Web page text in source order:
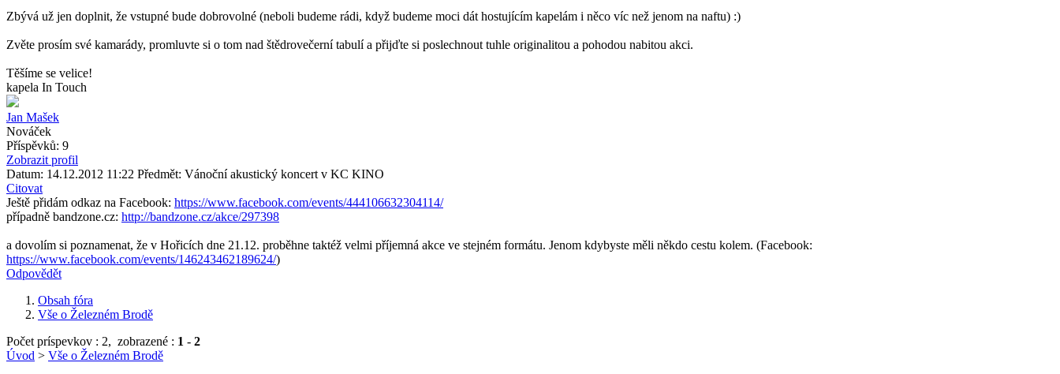
Zbývá už jen doplnit, že vstupné bude dobrovolné (neboli budeme rádi, když budeme moci dát hostujícím kapelám i něco víc než jenom na naftu) :)
Zvěte prosím své kamarády, promluvte si o tom nad štědrovečerní tabulí a přijďte si poslechnout tuhle originalitou a pohodou nabitou akci.
Těšíme se velice!
kapela In Touch
Jan Mašek
Nováček
Příspěvků: 9
Zobrazit profil
Datum: 14.12.2012 11:22 Předmět: Vánoční akustický koncert v KC KINO
Citovat
Ještě přidám odkaz na Facebook: https://www.facebook.com/events/444106632304114/
případně bandzone.cz: http://bandzone.cz/akce/297398
a dovolím si poznamenat, že v Hořicích dne 21.12. proběhne taktéž velmi příjemná akce ve stejném formátu. Jenom kdybyste měli někdo cestu kolem. (Facebook:
https://www.facebook.com/events/146243462189624/)
Odpovědět
Obsah fóra
Vše o Železném Brodě
Počet príspevkov : 2, zobrazené : 1 - 2
Úvod > Vše o Železném Brodě